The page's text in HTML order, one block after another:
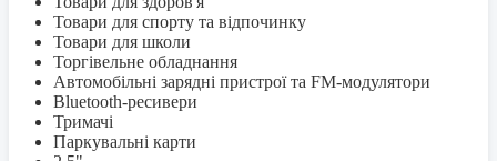
Товари для спорту та відпочинку
Товари для школи
Торгівельне обладнання
Автомобільні зарядні пристрої та FM-модулятори
Bluetooth-ресивери
Тримачі
Паркувальні карти